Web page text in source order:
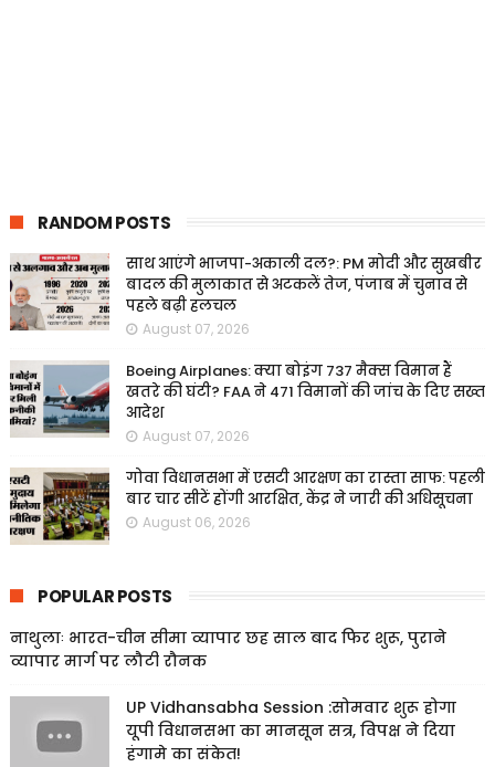
RANDOM POSTS
साथ आएंगे भाजपा-अकाली दल?: PM मोदी और सुखबीर
बादल की मुलाकात से अटकलें तेज, पंजाब में चुनाव से
पहले बढ़ी हलचल
August 07, 2026
Boeing Airplanes: क्या बोइंग 737 मैक्स विमान हैं
खतरे की घंटी? FAA ने 471 विमानों की जांच के दिए सख्त
आदेश
August 07, 2026
गोवा विधानसभा में एसटी आरक्षण का रास्ता साफ: पहली
बार चार सीटें होंगी आरक्षित, केंद्र ने जारी की अधिसूचना
August 06, 2026
POPULAR POSTS
नाथुलाः भारत-चीन सीमा व्यापार छह साल बाद फिर शुरू, पुराने
व्यापार मार्ग पर लौटी रौनक
UP Vidhansabha Session :सोमवार शुरू होगा
यूपी विधानसभा का मानसून सत्र, विपक्ष ने दिया
हंगामे का संकेत!